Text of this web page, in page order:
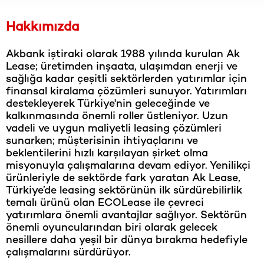
Hakkımızda
Akbank iştiraki olarak 1988 yılında kurulan Ak
Lease; üretimden inşaata, ulaşımdan enerji ve
sağlığa kadar çeşitli sektörlerden yatırımlar için
finansal kiralama çözümleri sunuyor. Yatırımları
destekleyerek Türkiye'nin geleceğinde ve
kalkınmasında önemli roller üstleniyor. Uzun
vadeli ve uygun maliyetli leasing çözümleri
sunarken; müşterisinin ihtiyaçlarını ve
beklentilerini hızlı karşılayan şirket olma
misyonuyla çalışmalarına devam ediyor. Yenilikçi
ürünleriyle de sektörde fark yaratan Ak Lease,
Türkiye’de leasing sektörünün ilk sürdürebilirlik
temalı ürünü olan ECOLease ile çevreci
yatırımlara önemli avantajlar sağlıyor. Sektörün
önemli oyuncularından biri olarak gelecek
nesillere daha yeşil bir dünya bırakma hedefiyle
çalışmalarını sürdürüyor.